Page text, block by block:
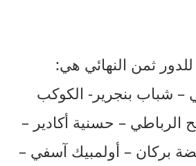
للدور ثمن النهائي هي:
– شباب بنجرير- الكوكب
الرباطي – حسنية أكادير –
بركان – أولمبيك آسفي –